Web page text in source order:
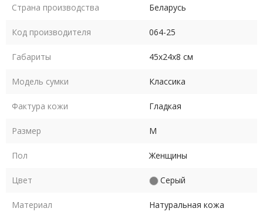
Страна производства Беларусь
Код производителя 064-25
Габариты 45х24х8 см
Модель сумки Классика
Фактура кожи Гладкая
Размер M
Пол Женщины
Цвет Серый
Материал Натуральная кожа